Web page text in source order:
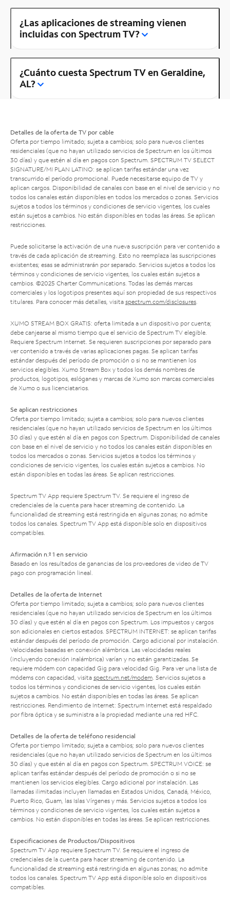
¿Las aplicaciones de streaming vienen
incluidas con Spectrum TV?
¿Cuánto cuesta Spectrum TV en Geraldine,
AL?
Detalles de la oferta de TV por cable
Oferta por tiempo limitado; sujeta a cambios; solo para nuevos clientes
residenciales (que no hayan utilizado servicios de Spectrum en los últimos
30 días) y que estén al día en pagos con Spectrum. SPECTRUM TV SELECT
SIGNATURE/MI PLAN LATINO: se aplican tarifas estándar una vez
transcurrido el período promocional. Puede necesitarse equipo de TV y
aplican cargos. Disponibilidad de canales con base en el nivel de servicio y no
todos los canales están disponibles en todos los mercados o zonas. Servicios
sujetos a todos los términos y condiciones de servicio vigentes, los cuales
están sujetos a cambios. No están disponibles en todas las áreas. Se aplican
restricciones.
Puede solicitarse la activación de una nueva suscripción para ver contenido a
través de cada aplicación de streaming. Esto no reemplaza las suscripciones
existentes; esas se administrarán por separado. Servicios sujetos a todos los
términos y condiciones de servicio vigentes, los cuales están sujetos a
cambios. ©2025 Charter Communications. Todas las demás marcas
comerciales y los logotipos presentes aquí son propiedad de sus respectivos
titulares. Para conocer más detalles, visita spectrum.com/disclosures.
XUMO STREAM BOX GRATIS: oferta limitada a un dispositivo por cuenta;
debe canjearse al mismo tiempo que el servicio de Spectrum TV elegible.
Requiere Spectrum Internet. Se requieren suscripciones por separado para
ver contenido a través de varias aplicaciones pagas. Se aplican tarifas
estándar después del período de promoción o si no se mantienen los
servicios elegibles. Xumo Stream Box y todos los demás nombres de
productos, logotipos, eslóganes y marcas de Xumo son marcas comerciales
de Xumo o sus licenciatarios.
Se aplican restricciones
Oferta por tiempo limitado; sujeta a cambios; solo para nuevos clientes
residenciales (que no hayan utilizado servicios de Spectrum en los últimos
30 días) y que estén al día en pagos con Spectrum. Disponibilidad de canales
con base en el nivel de servicio y no todos los canales están disponibles en
todos los mercados o zonas. Servicios sujetos a todos los términos y
condiciones de servicio vigentes, los cuales están sujetos a cambios. No
están disponibles en todas las áreas. Se aplican restricciones.
Spectrum TV App requiere Spectrum TV. Se requiere el ingreso de
credenciales de la cuenta para hacer streaming de contenido. La
funcionalidad de streaming está restringida en algunas zonas; no admite
todos los canales. Spectrum TV App está disponible solo en dispositivos
compatibles.
Afirmación n.º 1 en servicio
Basado en los resultados de ganancias de los proveedores de video de TV
pago con programación lineal.
Detalles de la oferta de Internet
Oferta por tiempo limitado; sujeta a cambios; solo para nuevos clientes
residenciales (que no hayan utilizado servicios de Spectrum en los últimos
30 días) y que estén al día en pagos con Spectrum. Los impuestos y cargos
son adicionales en ciertos estados. SPECTRUM INTERNET: se aplican tarifas
estándar después del período de promoción. Cargo adicional por instalación.
Velocidades basadas en conexión alámbrica. Las velocidades reales
(incluyendo conexión inalámbrica) varían y no están garantizadas. Se
requiere módem con capacidad Gig para velocidad Gig. Para ver una lista de
módems con capacidad, visita spectrum.net/modem. Servicios sujetos a
todos los términos y condiciones de servicio vigentes, los cuales están
sujetos a cambios. No están disponibles en todas las áreas. Se aplican
restricciones. Rendimiento de Internet: Spectrum Internet está respaldado
por fibra óptica y se suministra a la propiedad mediante una red HFC.
Detalles de la oferta de teléfono residencial
Oferta por tiempo limitado; sujeta a cambios; solo para nuevos clientes
residenciales (que no hayan utilizado servicios de Spectrum en los últimos
30 días) y que estén al día en pagos con Spectrum. SPECTRUM VOICE: se
aplican tarifas estándar después del período de promoción o si no se
mantienen los servicios elegibles. Cargo adicional por instalación. Las
llamadas ilimitadas incluyen llamadas en Estados Unidos, Canadá, México,
Puerto Rico, Guam, las Islas Vírgenes y más. Servicios sujetos a todos los
términos y condiciones de servicio vigentes, los cuales están sujetos a
cambios. No están disponibles en todas las áreas. Se aplican restricciones.
Especificaciones de Productos/Dispositivos
Spectrum TV App requiere Spectrum TV. Se requiere el ingreso de
credenciales de la cuenta para hacer streaming de contenido. La
funcionalidad de streaming está restringida en algunas zonas; no admite
todos los canales. Spectrum TV App está disponible solo en dispositivos
compatibles.